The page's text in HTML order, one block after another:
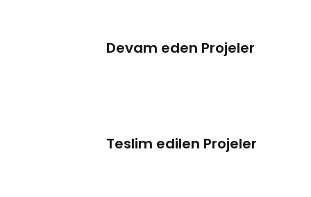
Devam eden Projeler
Teslim edilen Projeler